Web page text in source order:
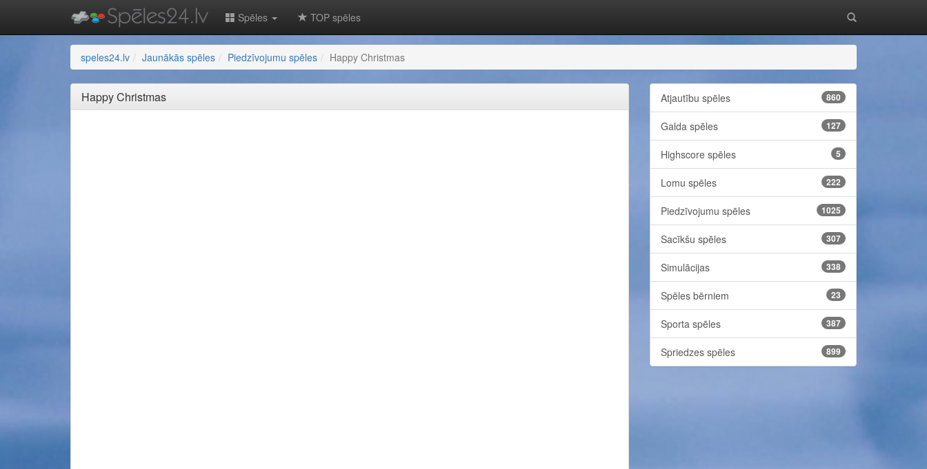
Spēles TOP spēles
speles24.lv Jaunākās spēles Piedzīvojumu spēles Happy Christmas
Happy Christmas Atjautību spēles 860
Galda spēles 127
Highscore spēles 5
Lomu spēles 222
Piedzīvojumu spēles 1025
Sacīkšu spēles 307
Simulācijas 338
Spēles bērniem 23
Sporta spēles 387
Spriedzes spēles 899